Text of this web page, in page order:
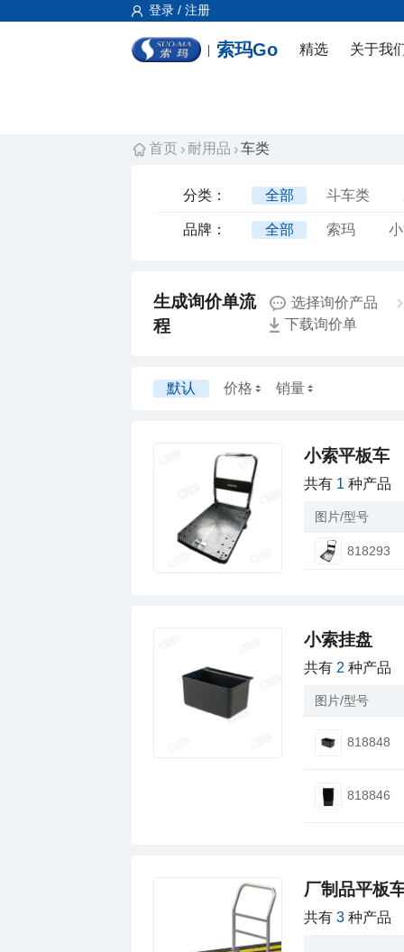
登录 / 注册
索玛Go 精选 关于我
首页 耐用品 车类
分类： 全部 斗车类
品牌： 全部 索玛
南方
东方
程
选择询价产品
下载询价单
默认 价格 销量
小索平板车
共有 1 种产品
图片/型号
818293
小索挂盘
共有 2 种产品
图片/型号
818848
818846
厂制品平板
共有3 种产品